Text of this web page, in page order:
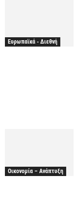
Ευρωπαϊκά - Διεθνή
Οικονομία – Ανάπτυξη